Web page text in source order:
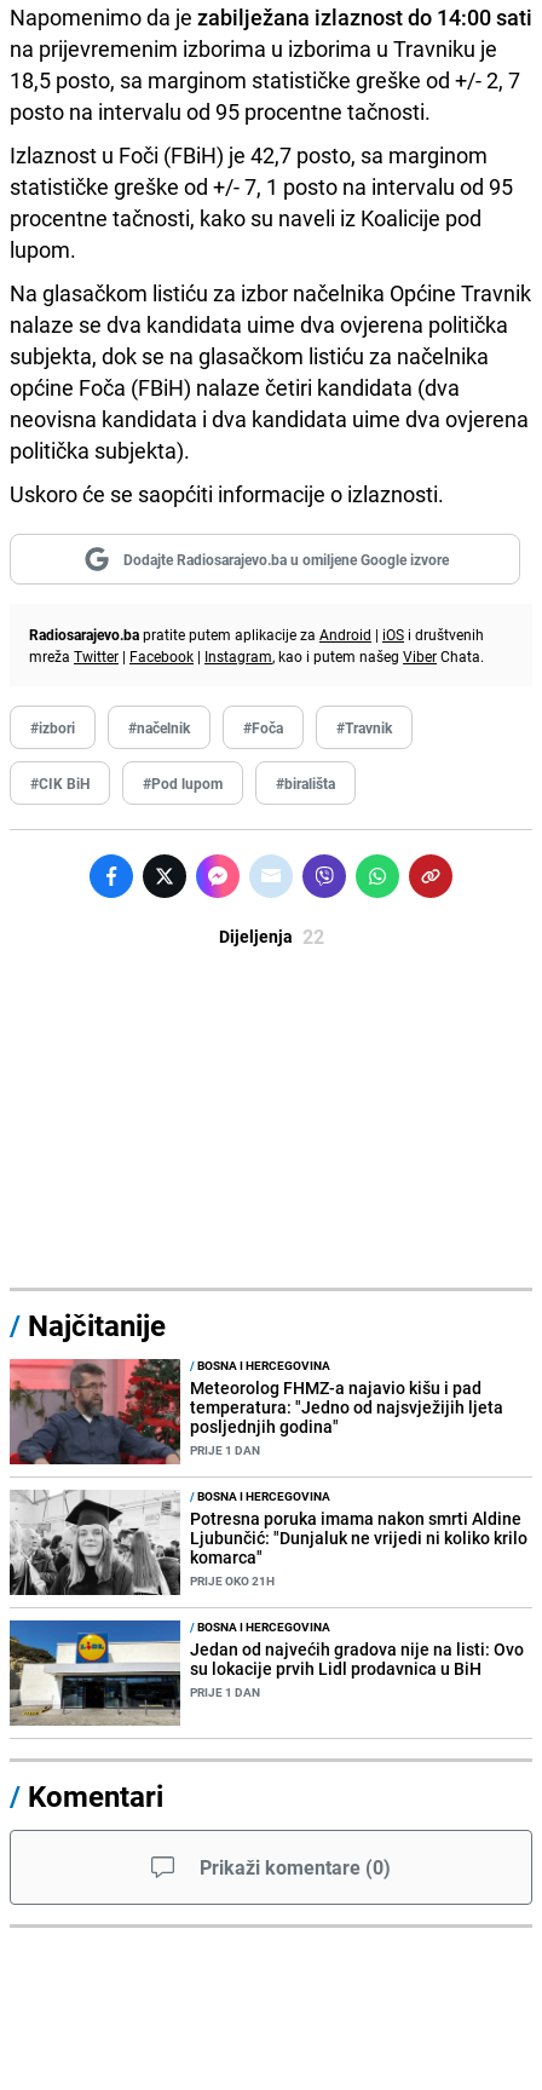
Napomenimo da je zabilježana izlaznost do 14:00 sati
na prijevremenim izborima u izborima u Travniku je
18,5 posto, sa marginom statističke greške od +/- 2, 7
posto na intervalu od 95 procentne tačnosti.
Izlaznost u Foči (FBiH) je 42,7 posto, sa marginom
statističke greške od +/- 7, 1 posto na intervalu od 95
procentne tačnosti, kako su naveli iz Koalicije pod
lupom.
Na glasačkom listiću za izbor načelnika Općine Travnik
nalaze se dva kandidata uime dva ovjerena politička
subjekta, dok se na glasačkom listiću za načelnika
općine Foča (FBiH) nalaze četiri kandidata (dva
neovisna kandidata i dva kandidata uime dva ovjerena
politička subjekta).
Uskoro će se saopćiti informacije o izlaznosti.
Dodajte Radiosarajevo.ba u omiljene Google izvore
Radiosarajevo.bapratite putem aplikacije za Android | iOS i društvenih
mreža Twitter | Facebook | Instagram, kao i putem našeg ViberChata.
#izbori #načelnik #Foča #Travnik
#CIK BiH #Pod lupom #birališta
Dijeljenja 22
/ Najčitanije
/BOSNA I HERCEGOVINA
Meteorolog FHMZ-a najavio kišu i pad
temperatura: "Jedno od najsvježijih ljeta
posljednjih godina"
PRIJE 1 DAN
/BOSNA I HERCEGOVINA
Potresna poruka imama nakon smrti Aldine
Ljubunčić: "Dunjaluk ne vrijedi ni koliko krilo
komarca"
PRIJE OKO 21H
/BOSNA I HERCEGOVINA
Jedan od najvećih gradova nije na listi: Ovo
su lokacije prvih Lidl prodavnica u BiH
PRIJE 1 DAN
/ Komentari
Prikaži komentare (0)